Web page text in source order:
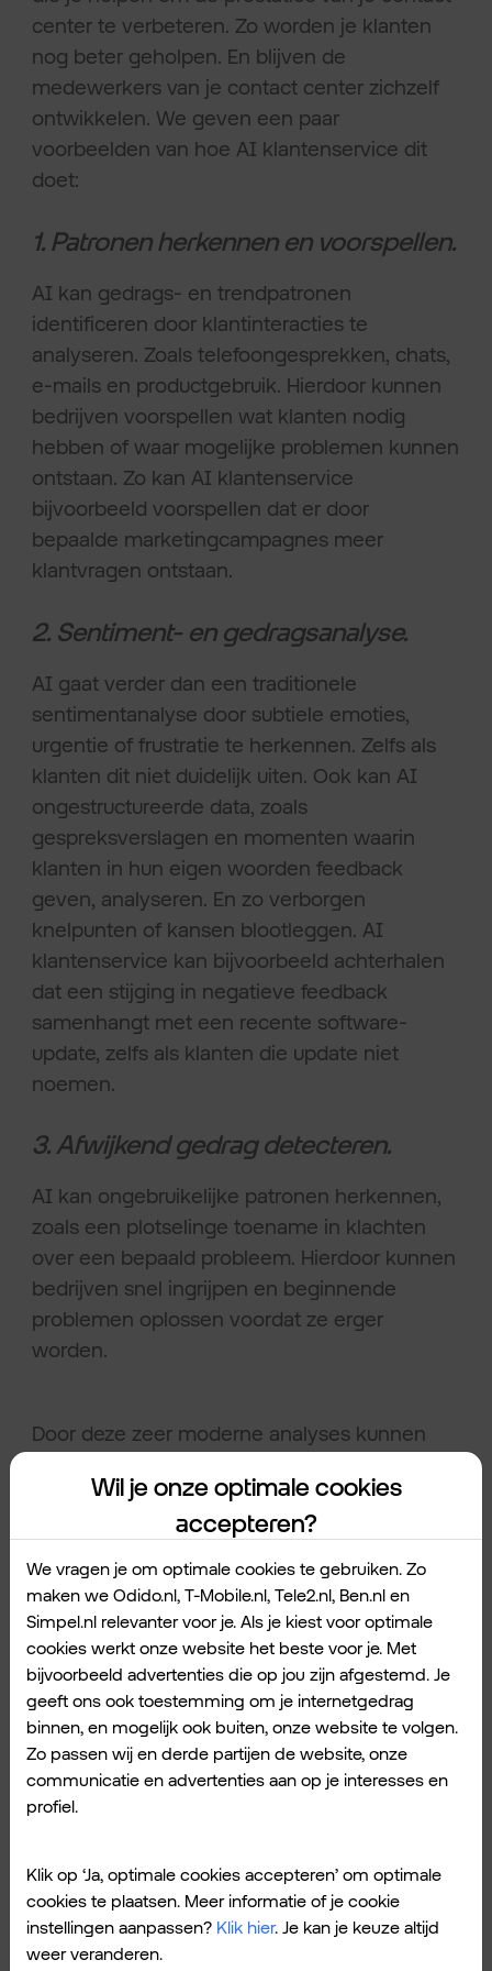
center te verbeteren. Zo worden je klanten
nog beter geholpen. En blijven de
medewerkers van je contact center zichzelf
ontwikkelen. We geven een paar
voorbeelden van hoe AI klantenservice dit
doet:
1. Patronen herkennen en voorspellen.
AI kan gedrags- en trendpatronen
identificeren door klantinteracties te
analyseren. Zoals telefoongesprekken, chats,
e-mails en productgebruik. Hierdoor kunnen
bedrijven voorspellen wat klanten nodig
hebben of waar mogelijke problemen kunnen
ontstaan. Zo kan AI klantenservice
bijvoorbeeld voorspellen dat er door
bepaalde marketingcampagnes meer
klantvragen ontstaan.
2. Sentiment- en gedragsanalyse.
AI gaat verder dan een traditionele
sentimentanalyse door subtiele emoties,
urgentie of frustratie te herkennen. Zelfs als
klanten dit niet duidelijk uiten. Ook kan AI
ongestructureerde data, zoals
gespreksverslagen en momenten waarin
klanten in hun eigen woorden feedback
geven, analyseren. En zo verborgen
knelpunten of kansen blootleggen. AI
klantenservice kan bijvoorbeeld achterhalen
dat een stijging in negatieve feedback
samenhangt met een recente software-
update, zelfs als klanten die update niet
noemen.
3. Afwijkend gedrag detecteren.
AI kan ongebruikelijke patronen herkennen,
zoals een plotselinge toename in klachten
over een bepaald probleem. Hierdoor kunnen
bedrijven snel ingrijpen en beginnende
problemen oplossen voordat ze erger
worden.
Door deze zeer moderne analyses kunnen
beslissingen nemen. Waardoor ze beter in
kunnen spelen op de behoeften, voorkeuren
en uitdagingen van klanten.
AI zet medewerkers in hun
kracht.
Wil je onze optimale cookies
accepteren?
We vragen je om optimale cookies te gebruiken. Zo
maken we Odido.nl, T-Mobile.nl, Tele2.nl, Ben.nl en
Simpel.nl relevanter voor je. Als je kiest voor optimale
cookies werkt onze website het beste voor je. Met
bijvoorbeeld advertenties die op jou zijn afgestemd. Je
geeft ons ook toestemming om je internetgedrag
binnen, en mogelijk ook buiten, onze website te volgen.
Zo passen wij en derde partijen de website, onze
communicatie en advertenties aan op je interesses en
profiel.
Klik op ‘Ja, optimale cookies accepteren’ om optimale
cookies te plaatsen. Meer informatie of je cookie
instellingen aanpassen? Klik hier. Je kan je keuze altijd
weer veranderen.